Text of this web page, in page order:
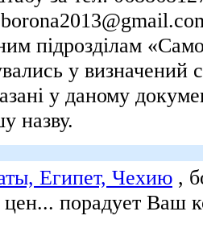
підрозділам
у визначений
у даному
назву.
Египет, Чехию ,
порадует Ваш